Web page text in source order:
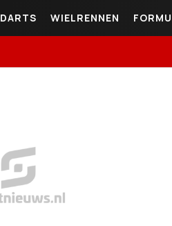
DARTS WIELRENNEN